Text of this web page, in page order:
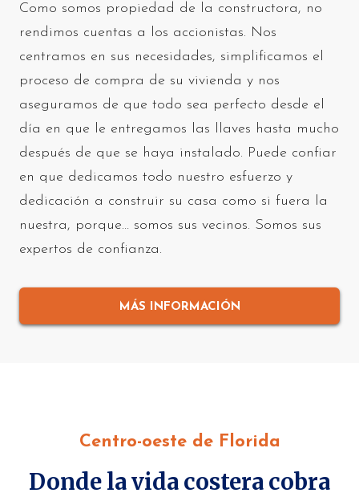
Como somos propiedad de la constructora, no
rendimos cuentas a los accionistas. Nos
centramos en sus necesidades, simplificamos el
proceso de compra de su vivienda y nos
aseguramos de que todo sea perfecto desde el
día en que le entregamos las llaves hasta mucho
después de que se haya instalado. Puede confiar
en que dedicamos todo nuestro esfuerzo y
dedicación a construir su casa como si fuera la
nuestra, porque… somos sus vecinos. Somos sus
expertos de confianza.
MÁS INFORMACIÓN
Centro-oeste de Florida
Donde la vida costera cobra